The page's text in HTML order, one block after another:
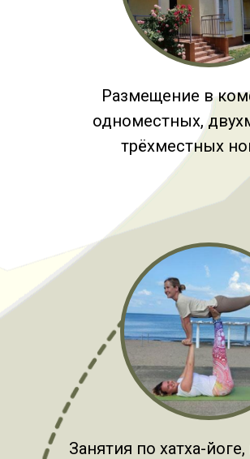
Размещение в
одноместных,
трёхместных
Занятия по хатха-